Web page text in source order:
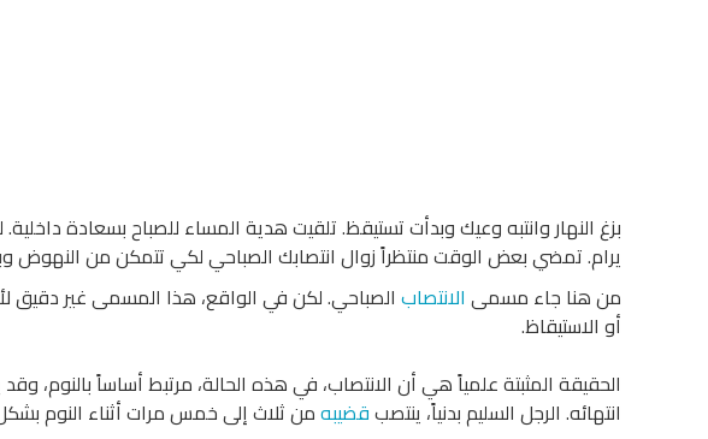
بزغ النهار وانتبه وعيك وبدأت تستيقظ. تلقيت هدية المساء للصباح بسعادة
يرام. تمضي بعض الوقت منتظراً زوال انتصابك الصباحي لكي تتمكن من النهوض
من هنا جاء مسمى الانتصاب الصباحي. لكن في الواقع، هذا المسمى غير دقيق
أو الاستيقاظ.
الحقيقة المثبتة علمياً هي أن الانتصاب، في هذه الحالة، مرتبط أساساً
انتهائه. الرجل السليم بدنياً، ينتصبقضيبهمن ثلاث إلى خمس مرات أثناء النوم